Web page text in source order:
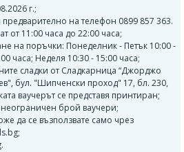
г.;
на телефон 0899 857 363.
от 11:00 часа до 22:00 часа;
на поръчки: Понеделник - Петък 10:00 -
часа; Неделя 10:30 - 15:00 часа;
сладки от Сладкарница “Джорджо
бул. "Шипченски проход" 17, бл. 230,
ваучерът се представя принтиран;
брой ваучери;
да се възползвате само чрез